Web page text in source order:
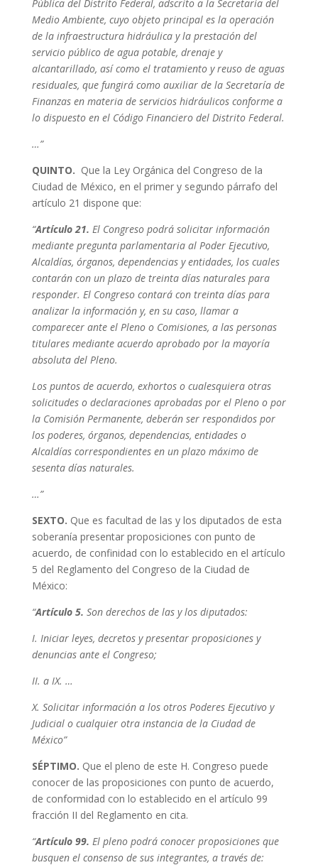
Pública del Distrito Federal, adscrito a la Secretaría del
Medio Ambiente, cuyo objeto principal es la operación
de la infraestructura hidráulica y la prestación del
servicio público de agua potable, drenaje y
alcantarillado, así como el tratamiento y reuso de aguas
residuales, que fungirá como auxiliar de la Secretaría de
Finanzas en materia de servicios hidráulicos conforme a
lo dispuesto en el Código Financiero del Distrito Federal.
…”
QUINTO. Que la Ley Orgánica del Congreso de la
Ciudad de México, en el primer y segundo párrafo del
artículo 21 dispone que:
“Artículo 21. El Congreso podrá solicitar información
mediante pregunta parlamentaria al Poder Ejecutivo,
Alcaldías, órganos, dependencias y entidades, los cuales
contarán con un plazo de treinta días naturales para
responder. El Congreso contará con treinta días para
analizar la información y, en su caso, llamar a
comparecer ante el Pleno o Comisiones, a las personas
titulares mediante acuerdo aprobado por la mayoría
absoluta del Pleno.
Los puntos de acuerdo, exhortos o cualesquiera otras
solicitudes o declaraciones aprobadas por el Pleno o por
la Comisión Permanente, deberán ser respondidos por
los poderes, órganos, dependencias, entidades o
Alcaldías correspondientes en un plazo máximo de
sesenta días naturales.
…”
SEXTO. Que es facultad de las y los diputados de esta
soberanía presentar proposiciones con punto de
acuerdo, de confinidad con lo establecido en el artículo
5 del Reglamento del Congreso de la Ciudad de
México:
“Artículo 5. Son derechos de las y los diputados:
I. Iniciar leyes, decretos y presentar proposiciones y
denuncias ante el Congreso;
II. a IX. …
X. Solicitar información a los otros Poderes Ejecutivo y
Judicial o cualquier otra instancia de la Ciudad de
México”
SÉPTIMO. Que el pleno de este H. Congreso puede
conocer de las proposiciones con punto de acuerdo,
de conformidad con lo establecido en el artículo 99
fracción II del Reglamento en cita.
“Artículo 99. El pleno podrá conocer proposiciones que
busquen el consenso de sus integrantes, a través de: